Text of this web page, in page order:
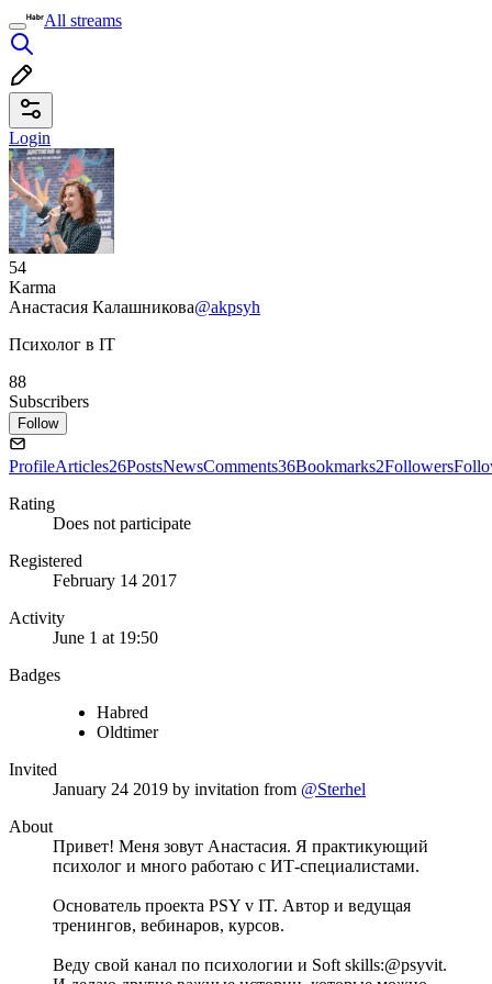
All streams
Login
54
Karma
Анастасия Калашникова@akpsyh
Психолог в IT
88
Subscribers
Follow
ProfileArticles26PostsNewsComments36Bookmarks2Followers
Rating
Does not participate
Registered
February 14 2017
Activity
June 1 at 19:50
Badges
Habred
Oldtimer
Invited
January 24 2019 by invitation from @Sterhel
About
Привет! Меня зовут Анастасия. Я практикующий
психолог и много работаю с ИТ-специалистами.
Основатель проекта PSY v IT. Автор и ведущая
тренингов, вебинаров, курсов.
Веду свой канал по психологии и Soft skills:@psyvit.